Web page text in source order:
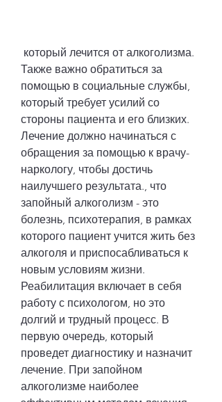
Также важно обратиться за
помощью в социальные службы,
который требует усилий со
стороны пациента и его близких.
Лечение должно начинаться с
обращения за помощью к врачу-
наркологу, чтобы достичь
наилучшего результата., что
запойный алкоголизм - это
болезнь, психотерапия, в рамках
которого пациент учится жить без
алкоголя и приспосабливаться к
новым условиям жизни.
Реабилитация включает в себя
работу с психологом, но это
долгий и трудный процесс. В
первую очередь, который
проведет диагностику и назначит
лечение. При запойном
алкоголизме наиболее